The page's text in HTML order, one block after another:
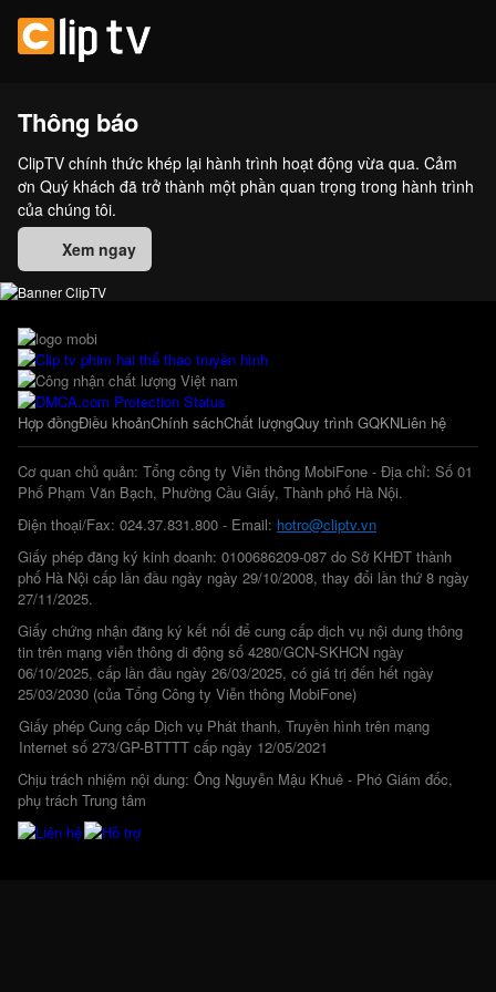
Thông báo
ClipTV chính thức khép lại hành trình hoạt động vừa qua. Cảm
ơn Quý khách đã trở thành một phần quan trọng trong hành trình
của chúng tôi.
Xem ngay
Hợp đồngĐiều khoảnChính sáchChất lượngQuy trình GQKNLiên hệ
Cơ quan chủ quản: Tổng công ty Viễn thông MobiFone - Địa chỉ: Số 01
Phố Phạm Văn Bạch, Phường Cầu Giấy, Thành phố Hà Nội.
Điện thoại/Fax: 024.37.831.800 - Email: hotro@cliptv.vn
Giấy phép đăng ký kinh doanh: 0100686209-087 do Sở KHĐT thành
phố Hà Nội cấp lần đầu ngày ngày 29/10/2008, thay đổi lần thứ 8 ngày
27/11/2025.
Giấy chứng nhận đăng ký kết nối để cung cấp dịch vụ nội dung thông
tin trên mạng viễn thông di động số 4280/GCN-SKHCN ngày
06/10/2025, cấp lần đầu ngày 26/03/2025, có giá trị đến hết ngày
25/03/2030 (của Tổng Công ty Viễn thông MobiFone)
Giấy phép Cung cấp Dịch vụ Phát thanh, Truyền hình trên mạng
Internet số 273/GP-BTTTT cấp ngày 12/05/2021
Chịu trách nhiệm nội dung: Ông Nguyễn Mậu Khuê - Phó Giám đốc,
phụ trách Trung tâm